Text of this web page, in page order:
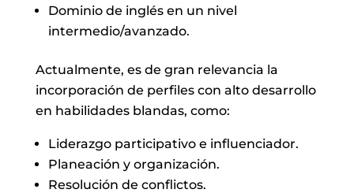
Dominio de inglés en un nivel
intermedio/avanzado.
Actualmente, es de gran relevancia la
incorporación de perfiles con alto desarrollo
en habilidades blandas, como:
Liderazgo participativo e influenciador.
Planeación y organización.
Resolución de conflictos.